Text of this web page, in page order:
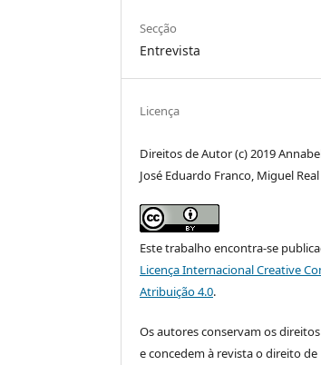
Secção
Entrevista
Licença
Direitos de Autor (c) 2019
José Eduardo Franco, Miguel Real
Este trabalho encontra-se
Licença Internacional Creative
Atribuição 4.0.
Os autores conservam os
e concedem à revista o direito de